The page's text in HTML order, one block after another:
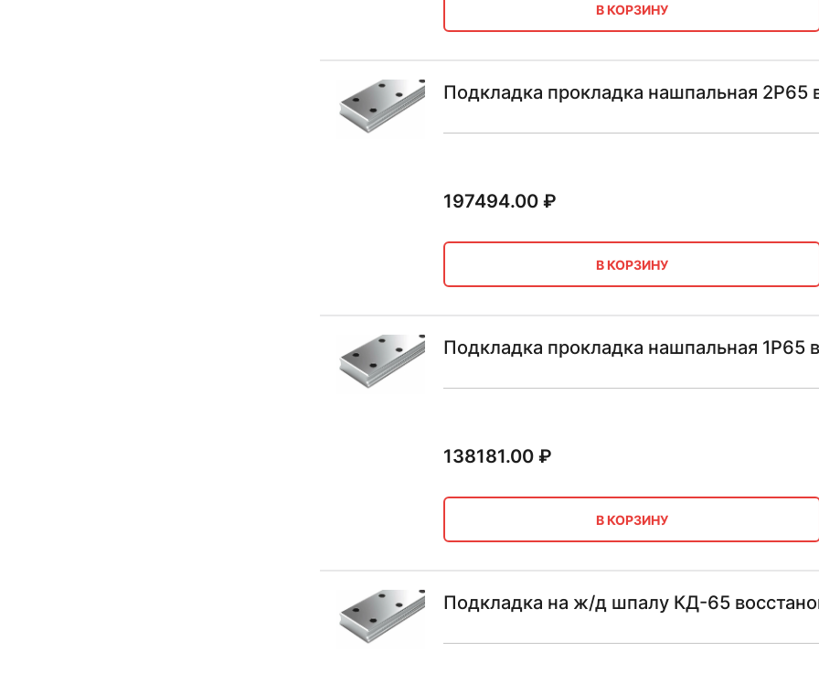
В КОРЗИНУ
Подкладка прокладка нашпальная 2Р65
197494.00₽
В КОРЗИНУ
Подкладка прокладка нашпальная 1Р65
138181.00₽
В КОРЗИНУ
Подкладка на ж/д шпалу КД-65